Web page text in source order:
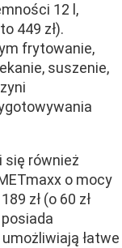
12 l,
449 zł).
frytowanie,
suszenie,
się również
o mocy
zł (o 60 zł
łatwe